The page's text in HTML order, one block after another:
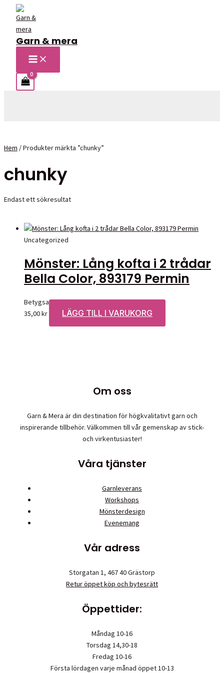
Hoppa
innehåll
Garn & mera
MAIN
MENU
Hem / Produkter märkta ”chunky”
chunky
Endast ett sökresultat
Uncategorized
Mönster: Lång kofta i 2 trådar
Bella Color, 893179 Permin
Betygsatt0av 5
35,00kr LÄGG TILL I VARUKORG
Om oss
Garn & Mera är din destination för högkvalitativt garn och
inspirerande tillbehör. Välkommen till vår gemenskap av stick-
och virkentusiaster!
Våra tjänster
Garnleverans
Workshops
Mönsterdesign
Evenemang
Vår adress
Storgatan 1, 467 40 Grästorp
Retur öppet köp och bytesrätt
Öppettider:
Måndag 10-16
Torsdag 14,30-18
Fredag 10-16
Första lördagen varje månad öppet 10-13